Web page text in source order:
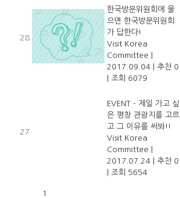
28
한국방문위원회에 물
으면 한국방문위원회
가 답한다!
Visit Korea
Committee
2017.09.04
추천 0
조회 6079
27
EVENT - 제일 가고 싶
은 평창 관광지를 고르
고 그 이유를 써봐!!
Visit Korea
Committee
2017.07.24
추천 0
조회 5654
1